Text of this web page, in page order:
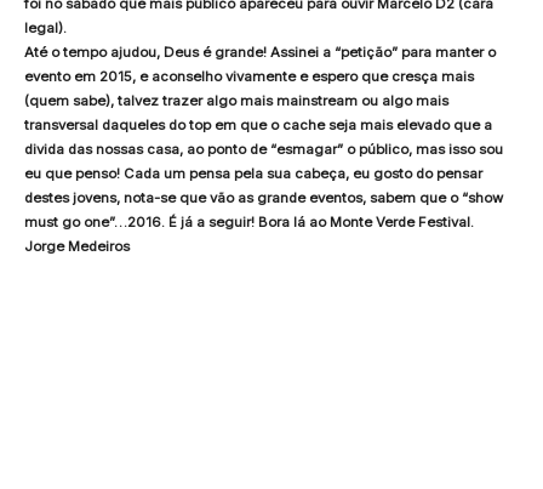
foi no sábado que mais público apareceu para ouvir Marcelo D2 (cara
legal).
Até o tempo ajudou, Deus é grande! Assinei a “petição” para manter o
evento em 2015, e aconselho vivamente e espero que cresça mais
(quem sabe), talvez trazer algo mais mainstream ou algo mais
transversal daqueles do top em que o cache seja mais elevado que a
divida das nossas casa, ao ponto de “esmagar” o público, mas isso sou
eu que penso! Cada um pensa pela sua cabeça, eu gosto do pensar
destes jovens, nota-se que vão as grande eventos, sabem que o “show
must go one”…2016. É já a seguir! Bora lá ao Monte Verde Festival.
Jorge Medeiros